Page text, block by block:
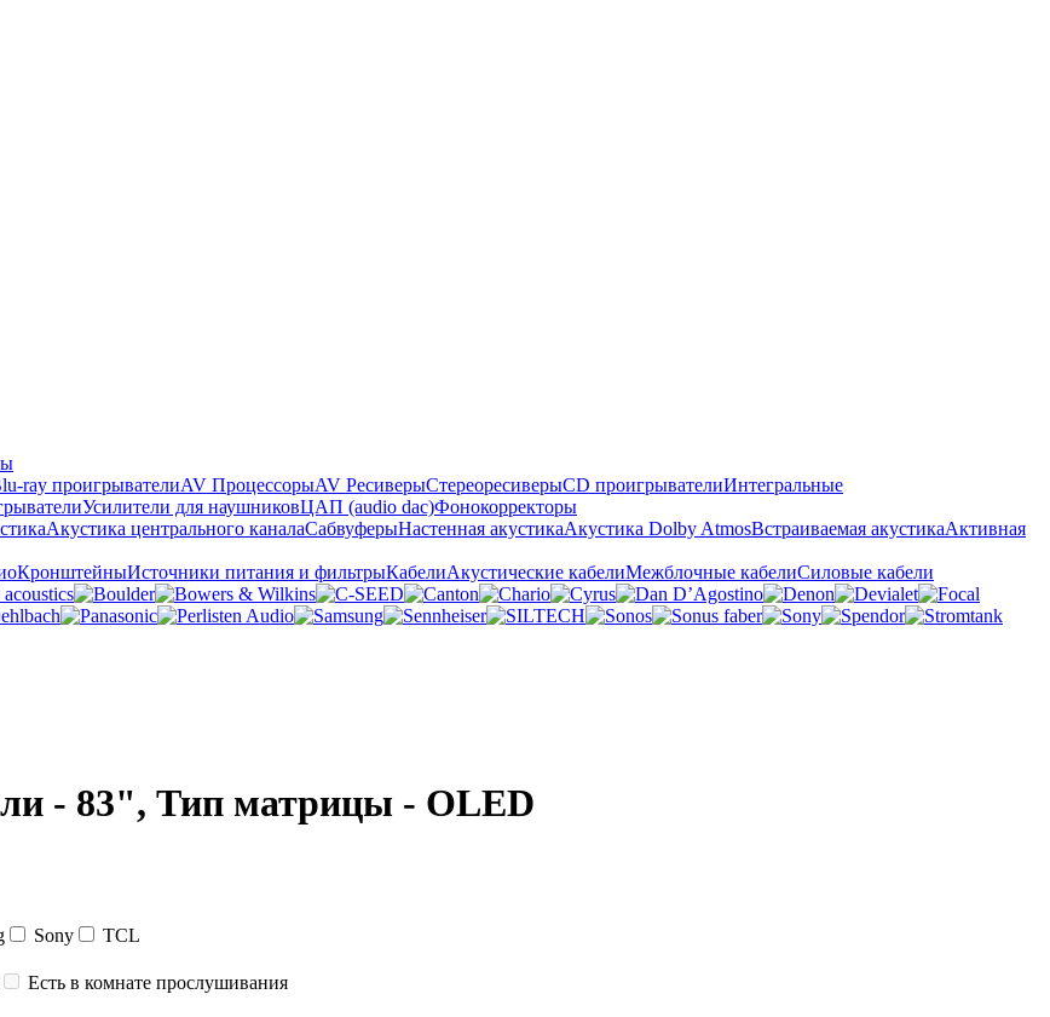
ray проигрывателиAV ПроцессорыAV РесиверыСтереоресиверыCD проигрывателиИнтегральные
Усилители для наушниковЦАП (audio dac)Фонокорректоры
Акустика центрального каналаСабвуферыНастенная акустикаАкустика Dolby AtmosВстраиваемая акустикаАктивная
КронштейныИсточники питания и фильтрыКабелиАкустические кабелиМежблочные кабелиСиловые кабели
- 83", Тип матрицы - OLED
Sony
TCL
Есть в комнате прослушивания